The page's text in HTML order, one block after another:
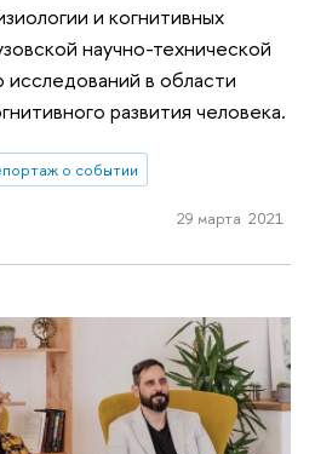
и когнитивных
научно-технической
в области
развития человека.
о событии
29 марта 2021